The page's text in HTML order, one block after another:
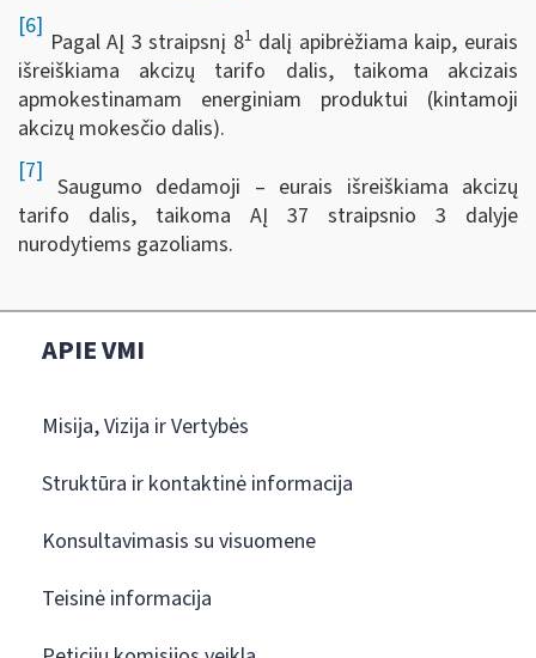
[6]
Pagal AĮ 3 straipsnį 81 dalį apibrėžiama kaip, eurais
išreiškiama akcizų tarifo dalis, taikoma akcizais
apmokestinamam energiniam produktui (kintamoji
akcizų mokesčio dalis).
[7]
Saugumo dedamoji – eurais išreiškiama akcizų
tarifo dalis, taikoma AĮ 37 straipsnio 3 dalyje
nurodytiems gazoliams.
APIE VMI
Misija, Vizija ir Vertybės
Struktūra ir kontaktinė informacija
Konsultavimasis su visuomene
Teisinė informacija